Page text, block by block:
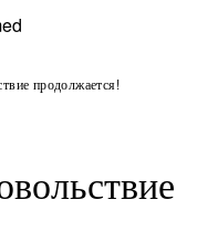
продолжается!